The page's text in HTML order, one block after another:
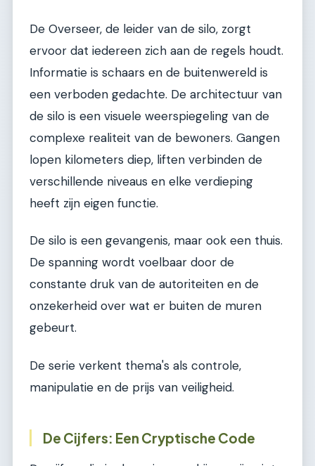
De Overseer, de leider van de silo, zorgt
ervoor dat iedereen zich aan de regels houdt.
Informatie is schaars en de buitenwereld is
een verboden gedachte. De architectuur van
de silo is een visuele weerspiegeling van de
complexe realiteit van de bewoners. Gangen
lopen kilometers diep, liften verbinden de
verschillende niveaus en elke verdieping
heeft zijn eigen functie.
De silo is een gevangenis, maar ook een thuis.
De spanning wordt voelbaar door de
constante druk van de autoriteiten en de
onzekerheid over wat er buiten de muren
gebeurt.
De serie verkent thema's als controle,
manipulatie en de prijs van veiligheid.
De Cijfers: Een Cryptische Code